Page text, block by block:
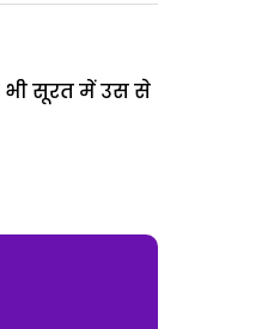
भी सूरत में उस से